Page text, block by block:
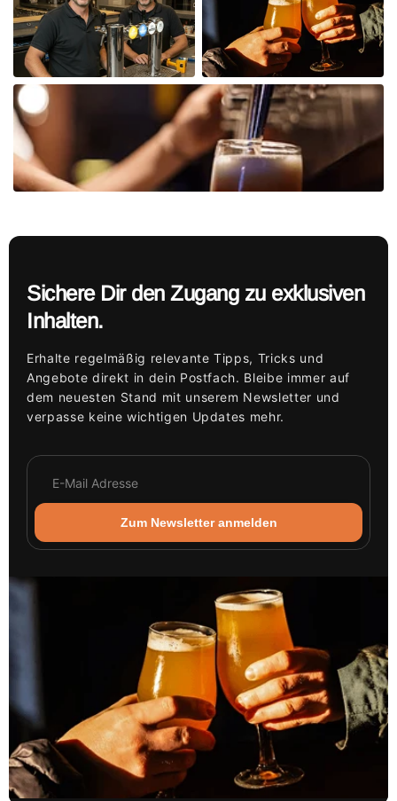
Sichere Dir den Zugang zu exklusiven
Inhalten.
Erhalte regelmäßig relevante Tipps, Tricks und
Angebote direkt in dein Postfach. Bleibe immer auf
dem neuesten Stand mit unserem Newsletter und
verpasse keine wichtigen Updates mehr.
Zum Newsletter anmelden